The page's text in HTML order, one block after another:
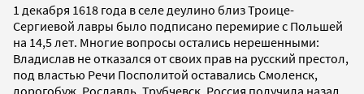
1 декабря 1618 года в селе деулино близ Троице-
Сергиевой лавры было подписано перемирие с Польшей
на 14,5 лет. Многие вопросы остались нерешенными:
Владислав не отказался от своих прав на русский престол,
под властью Речи Посполитой оставались Смоленск,
дорогобуж, Рославль, Трубчевск. Россия получила назад